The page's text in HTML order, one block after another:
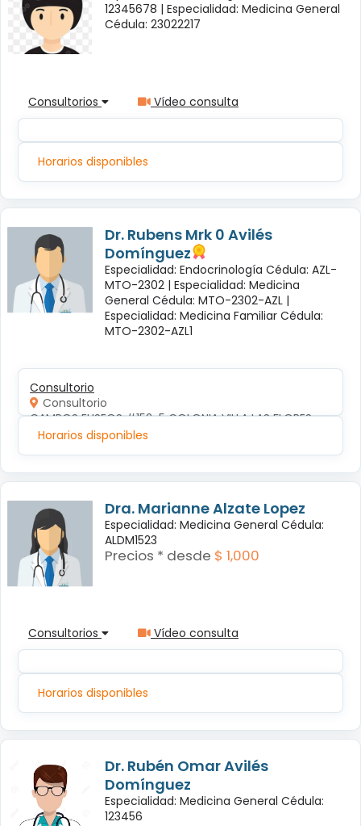
12345678 | Especialidad: Medicina General
Cédula: 23022217
Consultorios Vídeo consulta
Horarios disponibles
Dr. Rubens Mrk 0 Avilés
Domínguez
Especialidad: Endocrinología Cédula: AZL-
MTO-2302 | Especialidad: Medicina
General Cédula: MTO-2302-AZL |
Especialidad: Medicina Familiar Cédula:
MTO-2302-AZL1
Consultorio
Consultorio
CAMPOS ELISEOS #152-5 COLONIA VILLA LAS FLORES
Horarios disponibles
Dra. Marianne Alzate Lopez
Especialidad: Medicina General Cédula:
ALDM1523
Precios * desde $ 1,000
Consultorios Vídeo consulta
Horarios disponibles
Dr. Rubén Omar Avilés
Domínguez
Especialidad: Medicina General Cédula:
123456